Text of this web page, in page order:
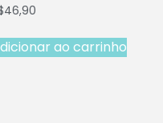
46,90
ao carrinho